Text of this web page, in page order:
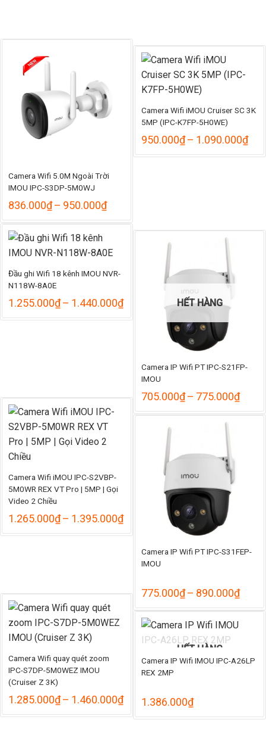
Camera Wifi 5.0M Ngoài Trời
IMOU IPC-S3DP-5M0WJ
836.000₫– 950.000₫Khoảng
từ
đến
950.000₫
Camera Wifi iMOU Cruiser SC 3K
5MP (IPC-K7FP-5H0WE)
950.000₫– 1.090.000₫
từ
Đầu ghi Wifi 18 kênh IMOU NVR-
N118W-8A0E
1.255.000₫– 1.440.000₫Khoảng
từ
1.255.000₫
HẾT HÀNG
Camera IP Wifi PT IPC-S21FP-
IMOU
705.000₫– 775.000₫
từ
Camera Wifi iMOU IPC-S2VBP-
5M0WR REX VT Pro | 5MP | Gọi
Video 2 Chiều
1.265.000₫– 1.395.000₫Khoảng
từ
1.265.000₫
Camera IP Wifi PT IPC-S31FEP-
IMOU
775.000₫– 890.000₫
từ
Camera Wifi quay quét zoom
IPC-S7DP-5M0WEZ IMOU
(Cruiser Z 3K)
1.285.000₫– 1.460.000₫Khoảng
từ
HẾT HÀNG
Camera IP Wifi IMOU IPC-A26LP
REX 2MP
1.386.000₫